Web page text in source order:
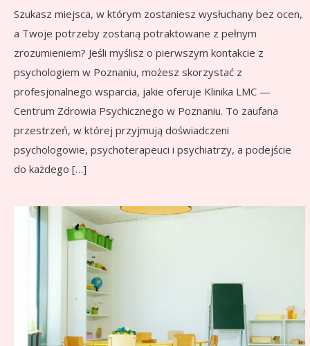
Szukasz miejsca, w którym zostaniesz wysłuchany bez ocen,
a Twoje potrzeby zostaną potraktowane z pełnym
zrozumieniem? Jeśli myślisz o pierwszym kontakcie z
psychologiem w Poznaniu, możesz skorzystać z
profesjonalnego wsparcia, jakie oferuje Klinika LMC —
Centrum Zdrowia Psychicznego w Poznaniu. To zaufana
przestrzeń, w której przyjmują doświadczeni
psychologowie, psychoterapeuci i psychiatrzy, a podejście
do każdego […]